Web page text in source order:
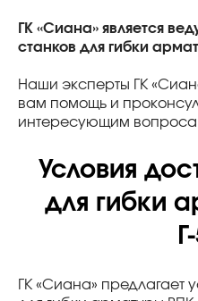
ГК «Сиана» является
станков для гибки
Наши эксперты ГК
вам помощь и
интересующим
Условия
для гибки
ГК «Сиана» предлагает